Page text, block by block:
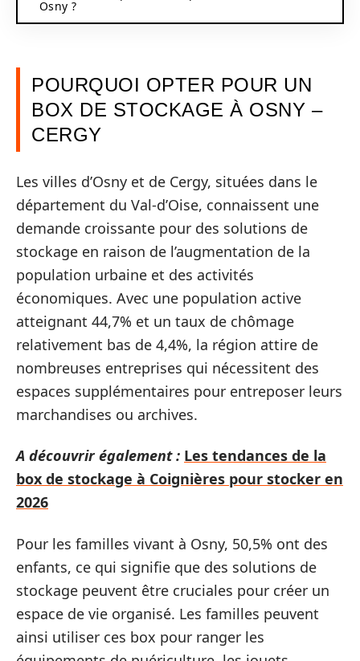
Osny ?
POURQUOI OPTER POUR UN
BOX DE STOCKAGE À OSNY –
CERGY
Les villes d’Osny et de Cergy, situées dans le
département du Val-d’Oise, connaissent une
demande croissante pour des solutions de
stockage en raison de l’augmentation de la
population urbaine et des activités
économiques. Avec une population active
atteignant 44,7% et un taux de chômage
relativement bas de 4,4%, la région attire de
nombreuses entreprises qui nécessitent des
espaces supplémentaires pour entreposer leurs
marchandises ou archives.
A découvrir également : Les tendances de la
box de stockage à Coignières pour stocker en
2026
Pour les familles vivant à Osny, 50,5% ont des
enfants, ce qui signifie que des solutions de
stockage peuvent être cruciales pour créer un
espace de vie organisé. Les familles peuvent
ainsi utiliser ces box pour ranger les